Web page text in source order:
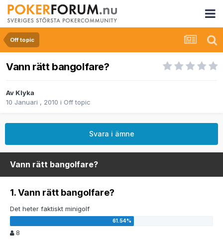
Off topic
Vann rätt bangolfare?
Av Klyka
10 Januari , 2010 i Off topic
Svara i ämne
Vann rätt bangolfare?
1. Vann rätt bangolfare?
Det heter faktiskt minigolf
8